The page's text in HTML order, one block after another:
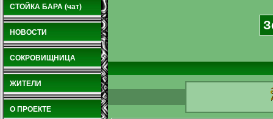
СТОЙКА БАРА (чат)
НОВОСТИ
СОКРОВИЩНИЦА
ЖИТЕЛИ
О ПРОЕКТЕ